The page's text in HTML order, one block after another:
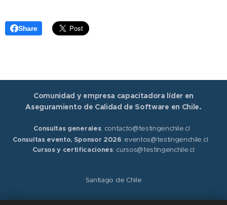
Share
Comunidad y empresa capacitadora líder en
Aseguramiento de Calidad de Software en Chile.
Consultas generales: contacto@testingenchile.cl
Consultas evento, Sponsor 2026: eventos@testingenchile.cl
Cursos y certificaciones: cursos@testingenchile.cl
Santiago de Chile